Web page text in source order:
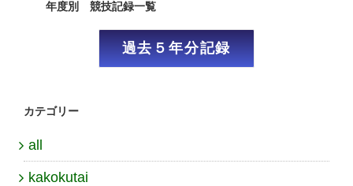
年度別 競技記録一覧
過去５年分記録
カテゴリー
all
kakokutai